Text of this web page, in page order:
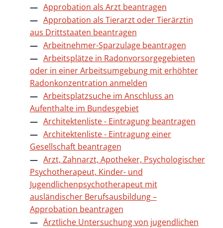
Approbation als Arzt beantragen
Approbation als Tierarzt oder Tierärztin
aus Drittstaaten beantragen
Arbeitnehmer-Sparzulage beantragen
Arbeitsplätze in Radonvorsorgegebieten
oder in einer Arbeitsumgebung mit erhöhter
Radonkonzentration anmelden
Arbeitsplatzsuche im Anschluss an
Aufenthalte im Bundesgebiet
Architektenliste - Eintragung beantragen
Architektenliste - Eintragung einer
Gesellschaft beantragen
Arzt, Zahnarzt, Apotheker, Psychologischer
Psychotherapeut, Kinder- und
Jugendlichenpsychotherapeut mit
ausländischer Berufsausbildung –
Approbation beantragen
Ärztliche Untersuchung von jugendlichen